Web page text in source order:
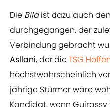
Die Bildist dazu auch
durchgegangen, der
Verbindung gebracht
Asllani, der dieTSG
höchstwahrscheinlich
jährige Stürmer wäre
Kandidat, wenn